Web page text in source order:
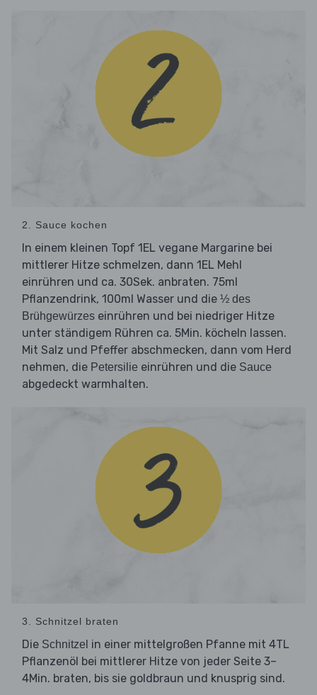
2. Sauce kochen
In einem kleinen Topf 1EL vegane Margarine bei
mittlerer Hitze schmelzen, dann 1EL Mehl
einrühren und ca. 30Sek. anbraten. 75ml
Pflanzendrink, 100ml Wasser und die ½ des
Brühgewürzes einrühren und bei niedriger Hitze
unter ständigem Rühren ca. 5Min. köcheln lassen.
Mit Salz und Pfeffer abschmecken, dann vom Herd
nehmen, die Petersilie einrühren und die Sauce
abgedeckt warmhalten.
3. Schnitzel braten
Die Schnitzel in einer mittelgroßen Pfanne mit 4TL
Pflanzenöl bei mittlerer Hitze von jeder Seite 3–
4Min. braten, bis sie goldbraun und knusprig sind.